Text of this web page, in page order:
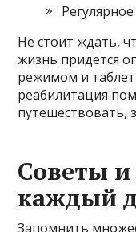
Не стоит ждать,
жизнь придётся
режимом и
реабилитация
путешествовать,
Советы
каждый
Запомнить